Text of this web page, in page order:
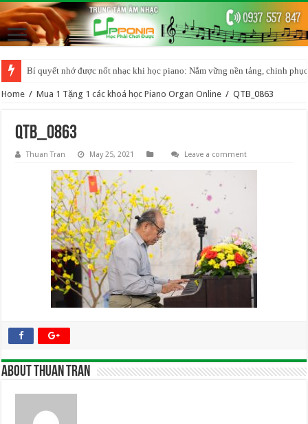
Bí quyết nhớ được nốt nhạc khi học piano: Nắm vững nền tảng, chinh
Home / Mua 1 Tặng 1 các khoá học Piano Organ Online / QTB_0863
QTB_0863
Thuan Tran May 25, 2021 Leave a comment
About Thuan Tran